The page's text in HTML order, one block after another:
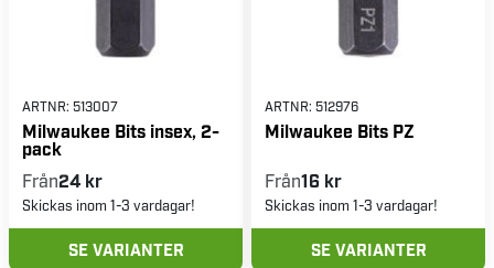
ARTNR: 513007
Milwaukee Bits insex, 2-
pack
Från24 kr
Skickas inom 1-3 vardagar!
SE VARIANTER
ARTNR: 512976
Milwaukee Bits PZ
Från16 kr
Skickas inom 1-3 vardagar!
SE VARIANTER